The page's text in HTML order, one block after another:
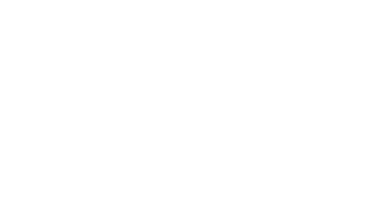
Kjetil Tronvoll på Oslo nye høyskole har god
har tvingats backa.
konstaterar han.
befrielsefront (TPLF) går med på att lämna
som haft ett visst mått självständighet
underställs federal makt.